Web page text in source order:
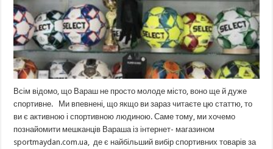
Всім відомо, що Вараш не просто молоде місто, воно ще й дуже
спортивне. Ми впевнені, що якщо ви зараз читаєте цю статтю, то
ви є активною і спортивною людиною. Саме тому, ми хочемо
познайомити мешканців Вараша із інтернет- магазином
sportmaydan.com.ua, де є найбільший вибір спортивних товарів за